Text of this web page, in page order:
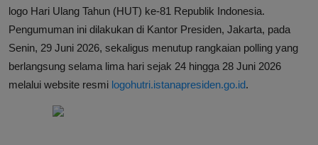
logo Hari Ulang Tahun (HUT) ke-81 Republik Indonesia.
Pengumuman ini dilakukan di Kantor Presiden, Jakarta, pada
Senin, 29 Juni 2026, sekaligus menutup rangkaian polling yang
berlangsung selama lima hari sejak 24 hingga 28 Juni 2026
melalui website resmi logohutri.istanapresiden.go.id.